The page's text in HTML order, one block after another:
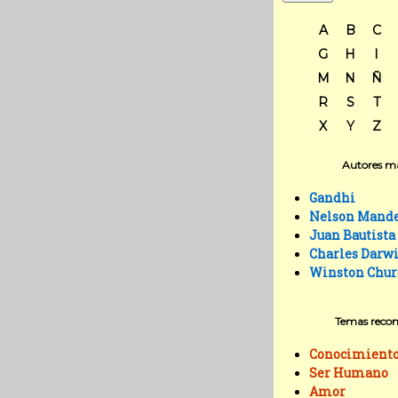
A B C
G
H
I
M
N Ñ
R
S
T
X
Y Z
Autores
Gandhi
Nelson
Juan
Charles
Winston
Temas
Ser Humano
Amor